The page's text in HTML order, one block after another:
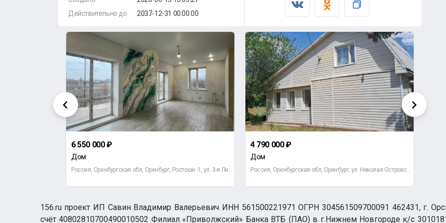
Действительно до
2037-12-31 00:00:00
6 550 000 ₽
Дом
Россия, Оренбургская обл, Оренбург, Ростоши -1, ул. 3-я Линия,
4 790 000 ₽
Дом
Россия, Оренбургская обл, Оренбург, ул. Николая Островского,дом
156.ru проект ИП Савин Владимир Валерьевич ИНН 561500221971 ОГРН 304561509700091 462431, г.
счёт 40802810700490010502 Филиал «Приволжский» Банка ВТБ (ПАО) в г.Нижнем Новгороде к/с